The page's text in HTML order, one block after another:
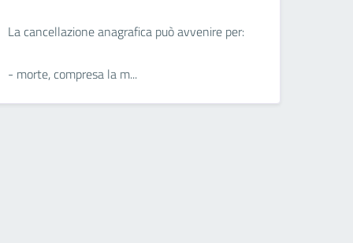
La cancellazione anagrafica può avvenire per:
- morte, compresa la m...